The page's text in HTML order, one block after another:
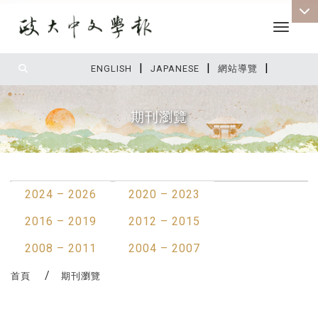
ENGLISH | JAPANESE | 網站導覽 |
Toggle
期刊瀏覽
2024 – 2026
2020 – 2023
2016 – 2019
2012 – 2015
2008 – 2011
2004 – 2007
首頁 期刊瀏覽